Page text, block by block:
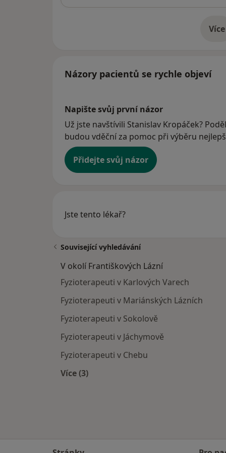
Více
o
Názory pacientů se rychle objeví
Napište svůj první názor
Už jste navštívili Stanislav Kropáček?
budou vděční za pomoc při výběru
Přidejte svůj názor
Jste tento lékař?
Související vyhledávání
V okolí Františkových Lázní
Fyzioterapeuti v Karlových Varech
Fyzioterapeuti v Mariánských Lázních
Fyzioterapeuti v Sokolově
Fyzioterapeuti v Jáchymově
Fyzioterapeuti v Chebu
Více (3)